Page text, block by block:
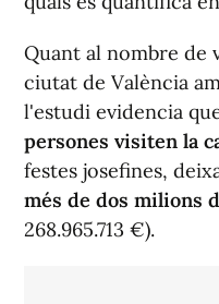
Quant al nombre de
ciutat de València
l'estudi evidencia
persones visiten la
festes josefines,
més de dos milions
268.965.713 €).